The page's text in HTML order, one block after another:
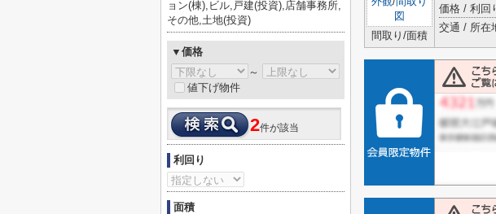
図
間取り/面積
価格 / 利回
交通 / 所在
ョン(棟),ビル,戸建(投資),店舗事務所,
その他,土地(投資)
▼価格
～
値下げ物件
2件が該当
利回り
面積